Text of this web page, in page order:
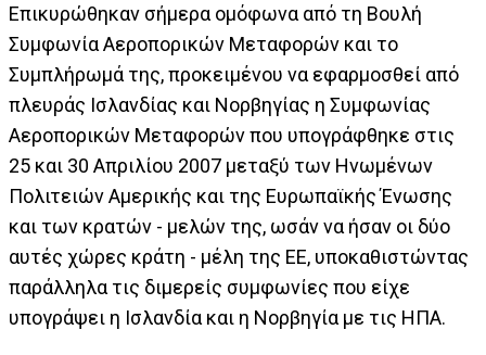
Επικυρώθηκαν σήμερα ομόφωνα από τη Βουλή
Συμφωνία Αεροπορικών Μεταφορών και το
Συμπλήρωμά της, προκειμένου να εφαρμοσθεί από
πλευράς Ισλανδίας και Νορβηγίας η Συμφωνίας
Αεροπορικών Μεταφορών που υπογράφθηκε στις
25 και 30 Απριλίου 2007 μεταξύ των Ηνωμένων
Πολιτειών Αμερικής και της Ευρωπαϊκής Ένωσης
και των κρατών - μελών της, ωσάν να ήσαν οι δύο
αυτές χώρες κράτη - μέλη της ΕΕ, υποκαθιστώντας
παράλληλα τις διμερείς συμφωνίες που είχε
υπογράψει η Ισλανδία και η Νορβηγία με τις ΗΠΑ.